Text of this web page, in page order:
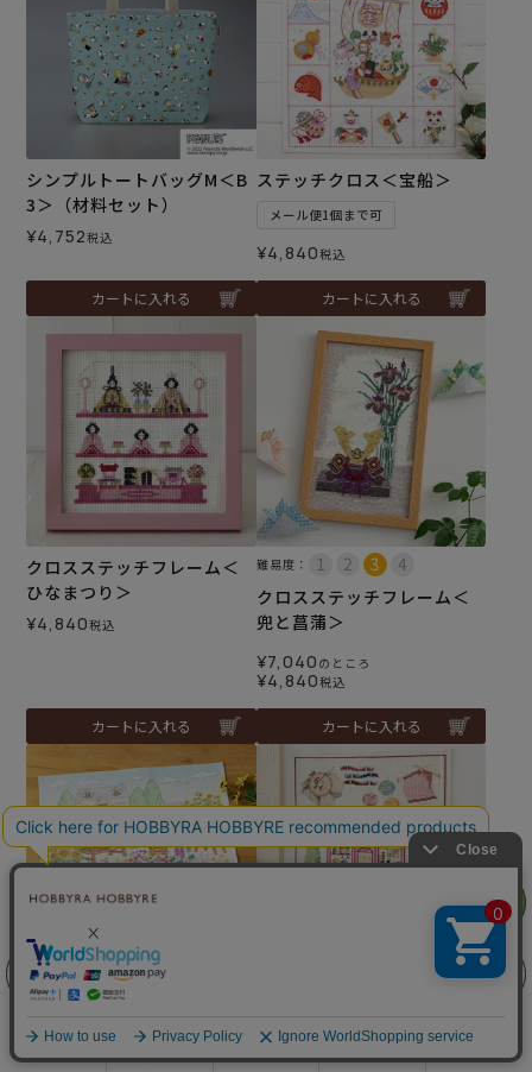
商品を探す 手芸を学ぶ ガイド 店舗情報 ログイン
前に戻る
フェア
シンプルトートバッグM＜B
3＞（材料セット）
¥4,752税込
カートに入れる
ステッチクロス＜宝船＞
メール便1個まで可
¥4,840税込
カートに入れる
クロスステッチフレーム＜
ひなまつり＞
¥4,840税込
カートに入れる
難易度：
クロスステッチフレーム＜
兜と菖蒲＞
¥7,040 のところ
¥4,840税込
カートに入れる
入荷しました♪
ガーデン＞
¥ 4,840